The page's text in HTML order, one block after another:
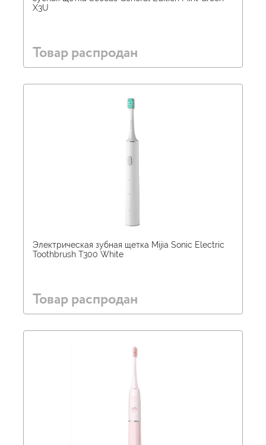
X3U
Товар распродан
Электрическая зубная щетка Mijia Sonic Electric
Toothbrush T300 White
Товар распродан